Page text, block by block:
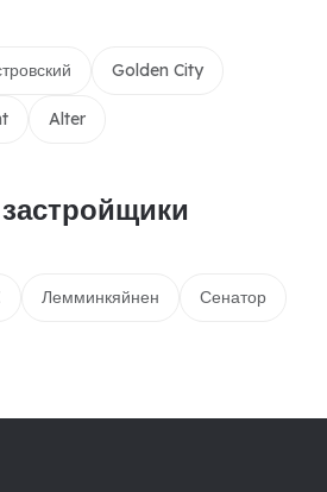
Golden City
Alter
Лемминкяйнен Сенатор